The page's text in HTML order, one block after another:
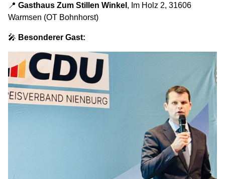
📍 Gasthaus Zum Stillen Winkel , Im Holz 2, 31606
Warmsen (OT Bohnhorst)
🎤 Besonderer Gast: